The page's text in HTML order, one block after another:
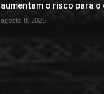
aumentam o risco para o
agosto 8, 2026